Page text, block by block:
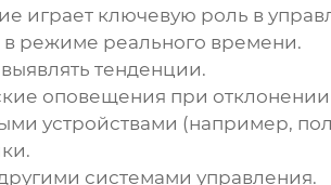
играет ключевую роль в
в режиме реального времени.
тенденции.
оповещения при
устройствами (например,
системами управления.